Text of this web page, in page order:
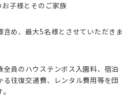
子様とそのご家族
含め、最大5名様とさせていただきま
員のハウステンボス入園料、宿泊
往復交通費、レンタル費用等を団